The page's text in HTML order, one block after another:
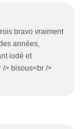
bravo vraiment
années,
iodé et
/> bisous<br />